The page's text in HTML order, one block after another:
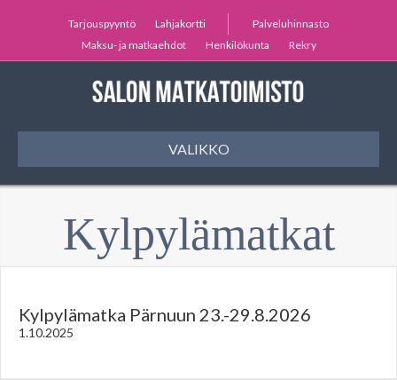
Tarjouspyyntö Lahjakortti
Palveluhinnasto
Maksu- ja matkaehdot
Henkilökunta Rekry
VALIKKO
Kylpylämatkat
Kylpylämatka Pärnuun 23.-29.8.2026
1.10.2025